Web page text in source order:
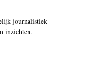
journalistiek
inzichten.